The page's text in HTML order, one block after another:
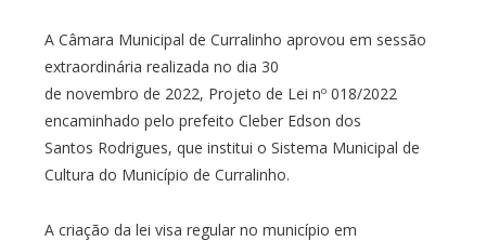
A Câmara Municipal de Curralinho aprovou em sessão
extraordinária realizada no dia 30
de novembro de 2022, Projeto de Lei nº 018/2022
encaminhado pelo prefeito Cleber Edson dos
Santos Rodrigues, que institui o Sistema Municipal de
Cultura do Município de Curralinho.
A criação da lei visa regular no município em